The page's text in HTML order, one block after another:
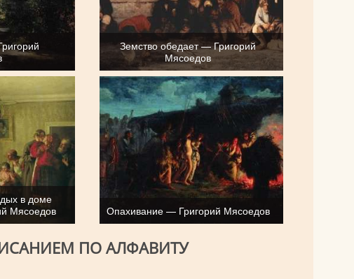
Земство обедает — Григорий
Мясоедов
в доме
Мясоедов
Опахивание — Григорий Мясоедов
ПО АЛФАВИТУ